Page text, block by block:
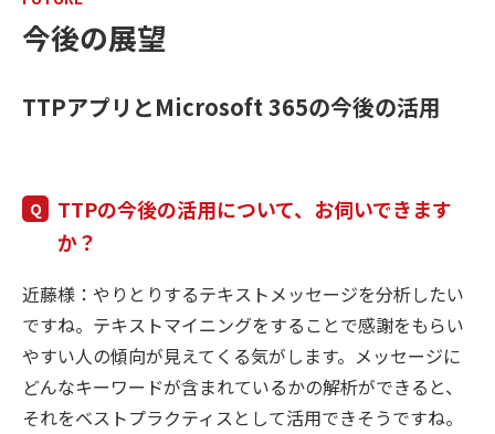
今後の展望
TTPアプリとMicrosoft 365の今後の活用
TTPの今後の活用について、お伺いできます
か？
近藤様：やりとりするテキストメッセージを分析したい
ですね。テキストマイニングをすることで感謝をもらい
やすい人の傾向が見えてくる気がします。メッセージに
どんなキーワードが含まれているかの解析ができると、
それをベストプラクティスとして活用できそうですね。